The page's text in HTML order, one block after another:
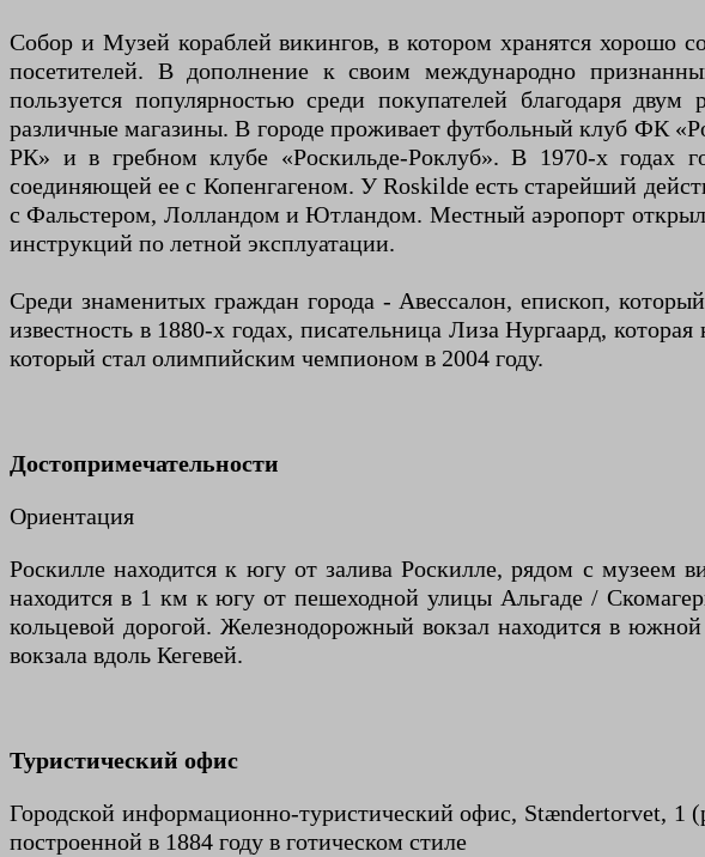
Собор и Музей кораблей викингов, в котором хранятся хорошо
посетителей. В дополнение к своим международно
пользуется популярностью среди покупателей благодаря
различные магазины. В городе проживает футбольный клуб ФК
РК» и в гребном клубе «Роскильде-Роклуб». В 1970-х годах
соединяющей ее с Копенгагеном. У Roskilde есть старейший
с Фальстером, Лолландом и Ютландом. Местный аэропорт
инструкций по летной эксплуатации.
Среди знаменитых граждан города - Авессалон, епископ,
известность в 1880-х годах, писательница Лиза Нургаард,
который стал олимпийским чемпионом в 2004 году.
Достопримечательности
Ориентация
Роскилле находится к югу от залива Роскилле, рядом с музеем
находится в 1 км к югу от пешеходной улицы Альгаде /
кольцевой дорогой. Железнодорожный вокзал находится в
вокзала вдоль Кегевей.
Туристический офис
Городской информационно-туристический офис, Stændertorvet,
построенной в 1884 году в готическом стиле